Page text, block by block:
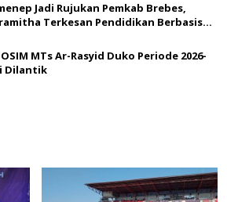
Jadi Rujukan Pemkab Brebes,
Terkesan Pendidikan Berbasis
MTs Ar-Rasyid Duko Periode 2026-
Dilantik